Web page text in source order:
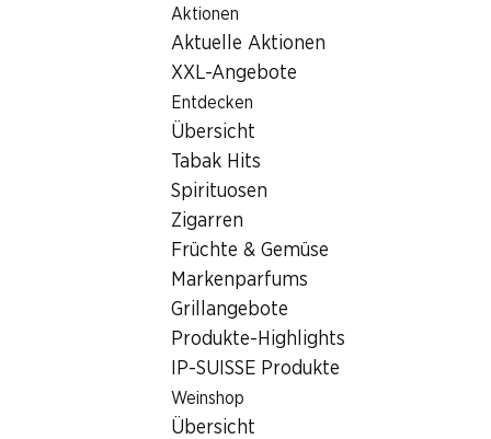
Aktionen
Aktuelle Aktionen
XXL-Angebote
Entdecken
Übersicht
Tabak Hits
Spirituosen
Zigarren
Früchte & Gemüse
Markenparfums
Grillangebote
Produkte-Highlights
IP-SUISSE Produkte
Weinshop
Übersicht
Filialsuche
Denner Filiale Rosenstrasse 3, 4410 Liestal
4410 Liestal, EKZ
Rosenstrasse 3, 4410 Liestal
Zur Wegbeschreibung
Öffnungszeiten